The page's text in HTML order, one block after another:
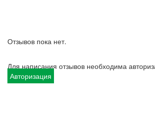
Отзывов пока нет.
Для написания отзывов необходима
Авторизация